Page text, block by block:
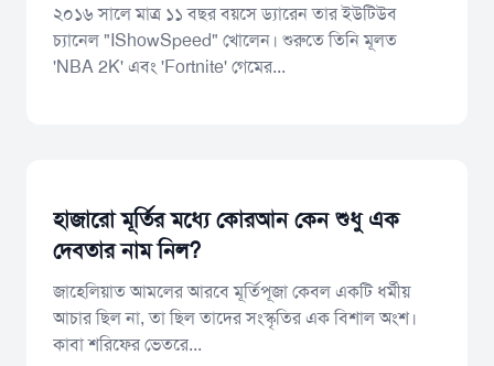
​২০১৬ সালে মাত্র ১১ বছর বয়সে ড্যারেন তার ইউটিউব
চ্যানেল "IShowSpeed" খোলেন। শুরুতে তিনি মূলত
'NBA 2K' এবং 'Fortnite' গেমের...
হাজারো মূর্তির মধ্যে কোরআন কেন শুধু এক
দেবতার নাম নিল?
​জাহেলিয়াত আমলের আরবে মূর্তিপূজা কেবল একটি ধর্মীয়
আচার ছিল না, তা ছিল তাদের সংস্কৃতির এক বিশাল অংশ।
কাবা শরিফের ভেতরে...